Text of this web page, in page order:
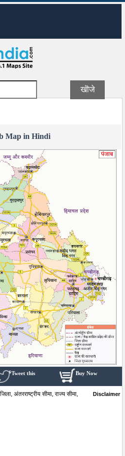
Map in Hindi
Buy Now
Tweet this
अंतरराष्ट्रीय सीमा, राज्य सीमा,
Disclaimer